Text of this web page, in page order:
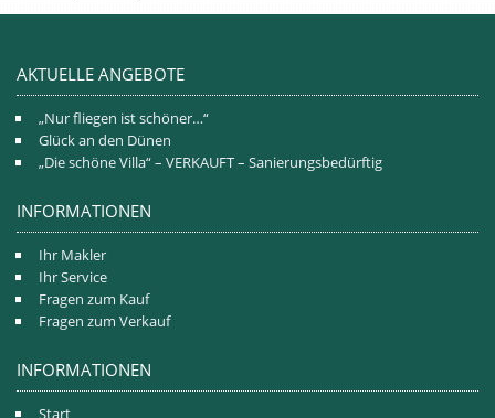
AKTUELLE ANGEBOTE
„Nur fliegen ist schöner…“
Glück an den Dünen
„Die schöne Villa“ – VERKAUFT – Sanierungsbedürftig
INFORMATIONEN
Ihr Makler
Ihr Service
Fragen zum Kauf
Fragen zum Verkauf
INFORMATIONEN
Start